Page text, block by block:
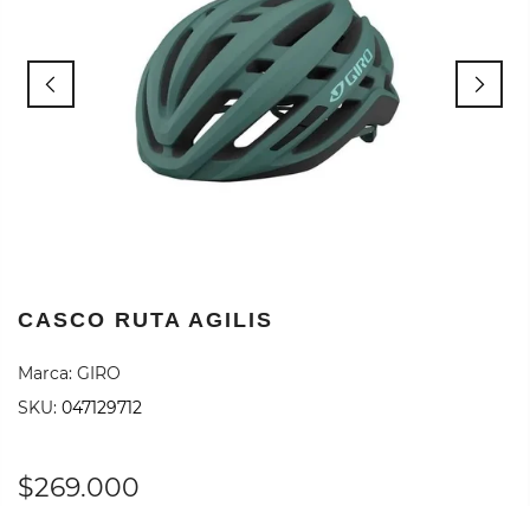
CASCO RUTA AGILIS
Marca: GIRO
SKU: 047129712
$269.000